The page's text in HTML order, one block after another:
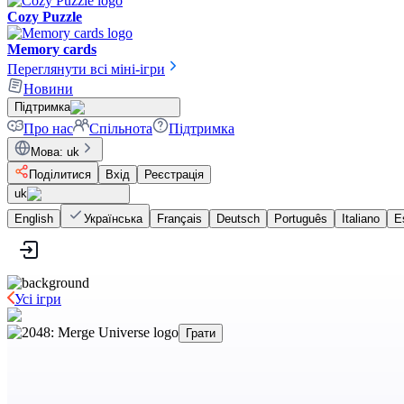
Cozy Puzzle
Memory cards
Переглянути всі міні-ігри
Новини
Підтримка
Про нас Спільнота Підтримка
Мова: uk
Поділитися
Вхід
Реєстрація
uk
English
Українська Français Deutsch Português Italiano
Усі ігри
Грати